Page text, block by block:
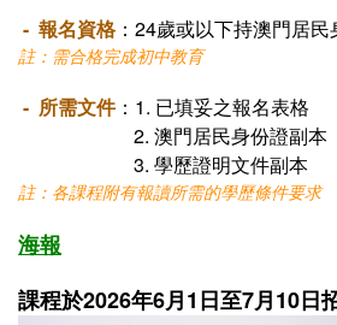
- 報名資格：24歲或以下持澳門居民
註：需合格完成初中教育
- 所需文件：1. 已填妥之報名表格
2. 澳門居民身份證副本
3. 學歷證明文件副本
註：各課程附有報讀所需的學歷條件要求
海報
課程於2026年6月1日至7月10日